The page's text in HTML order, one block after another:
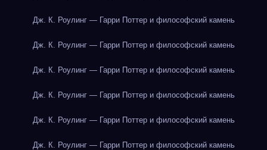
Дж. К. Роулинг — Гарри Поттер и философский камень
Дж. К. Роулинг — Гарри Поттер и философский камень
Дж. К. Роулинг — Гарри Поттер и философский камень
Дж. К. Роулинг — Гарри Поттер и философский камень
Дж. К. Роулинг — Гарри Поттер и философский камень
Дж. К. Роулинг — Гарри Поттер и философский камень